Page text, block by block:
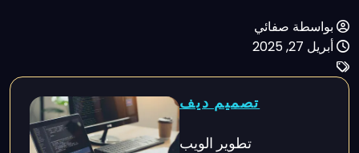
بواسطة صفائي
أبريل 27, 2025
تصميم ديف
تطوير الويب